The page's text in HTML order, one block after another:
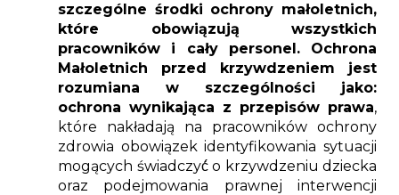
szczególne środki ochrony małoletnich,
które obowiązują wszystkich
pracowników i cały personel. Ochrona
Małoletnich przed krzywdzeniem jest
rozumiana w szczególności jako:
ochrona wynikająca z przepisów prawa,
które nakładają na pracowników ochrony
zdrowia obowiązek identyfikowania sytuacji
mogących świadczyć́ o krzywdzeniu dziecka
oraz podejmowania prawnej interwencji